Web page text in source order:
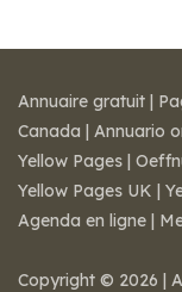
Annuaire gratuit |
Canada | Annuario
Yellow Pages |
Yellow Pages UK |
Agenda en ligne |
Copyright © 2026 |